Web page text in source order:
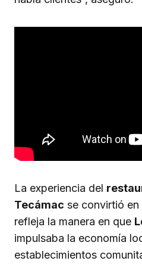
La experiencia del
Tecámac se convirtió
refleja la manera en que
impulsaba la economía
establecimientos